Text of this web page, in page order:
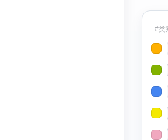
#类